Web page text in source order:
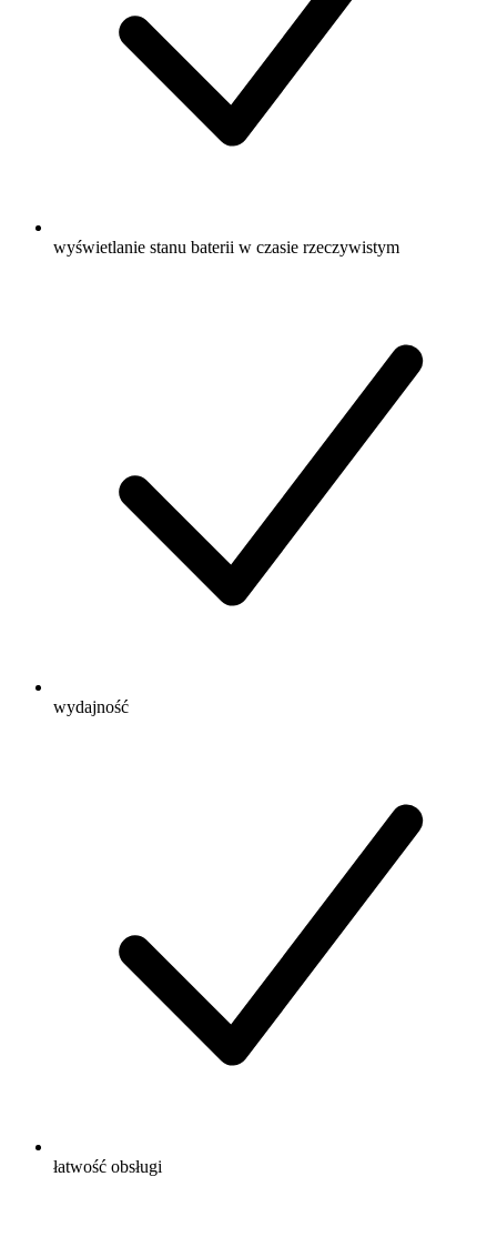
wyświetlanie stanu baterii w czasie rzeczywistym
wydajność
łatwość obsługi